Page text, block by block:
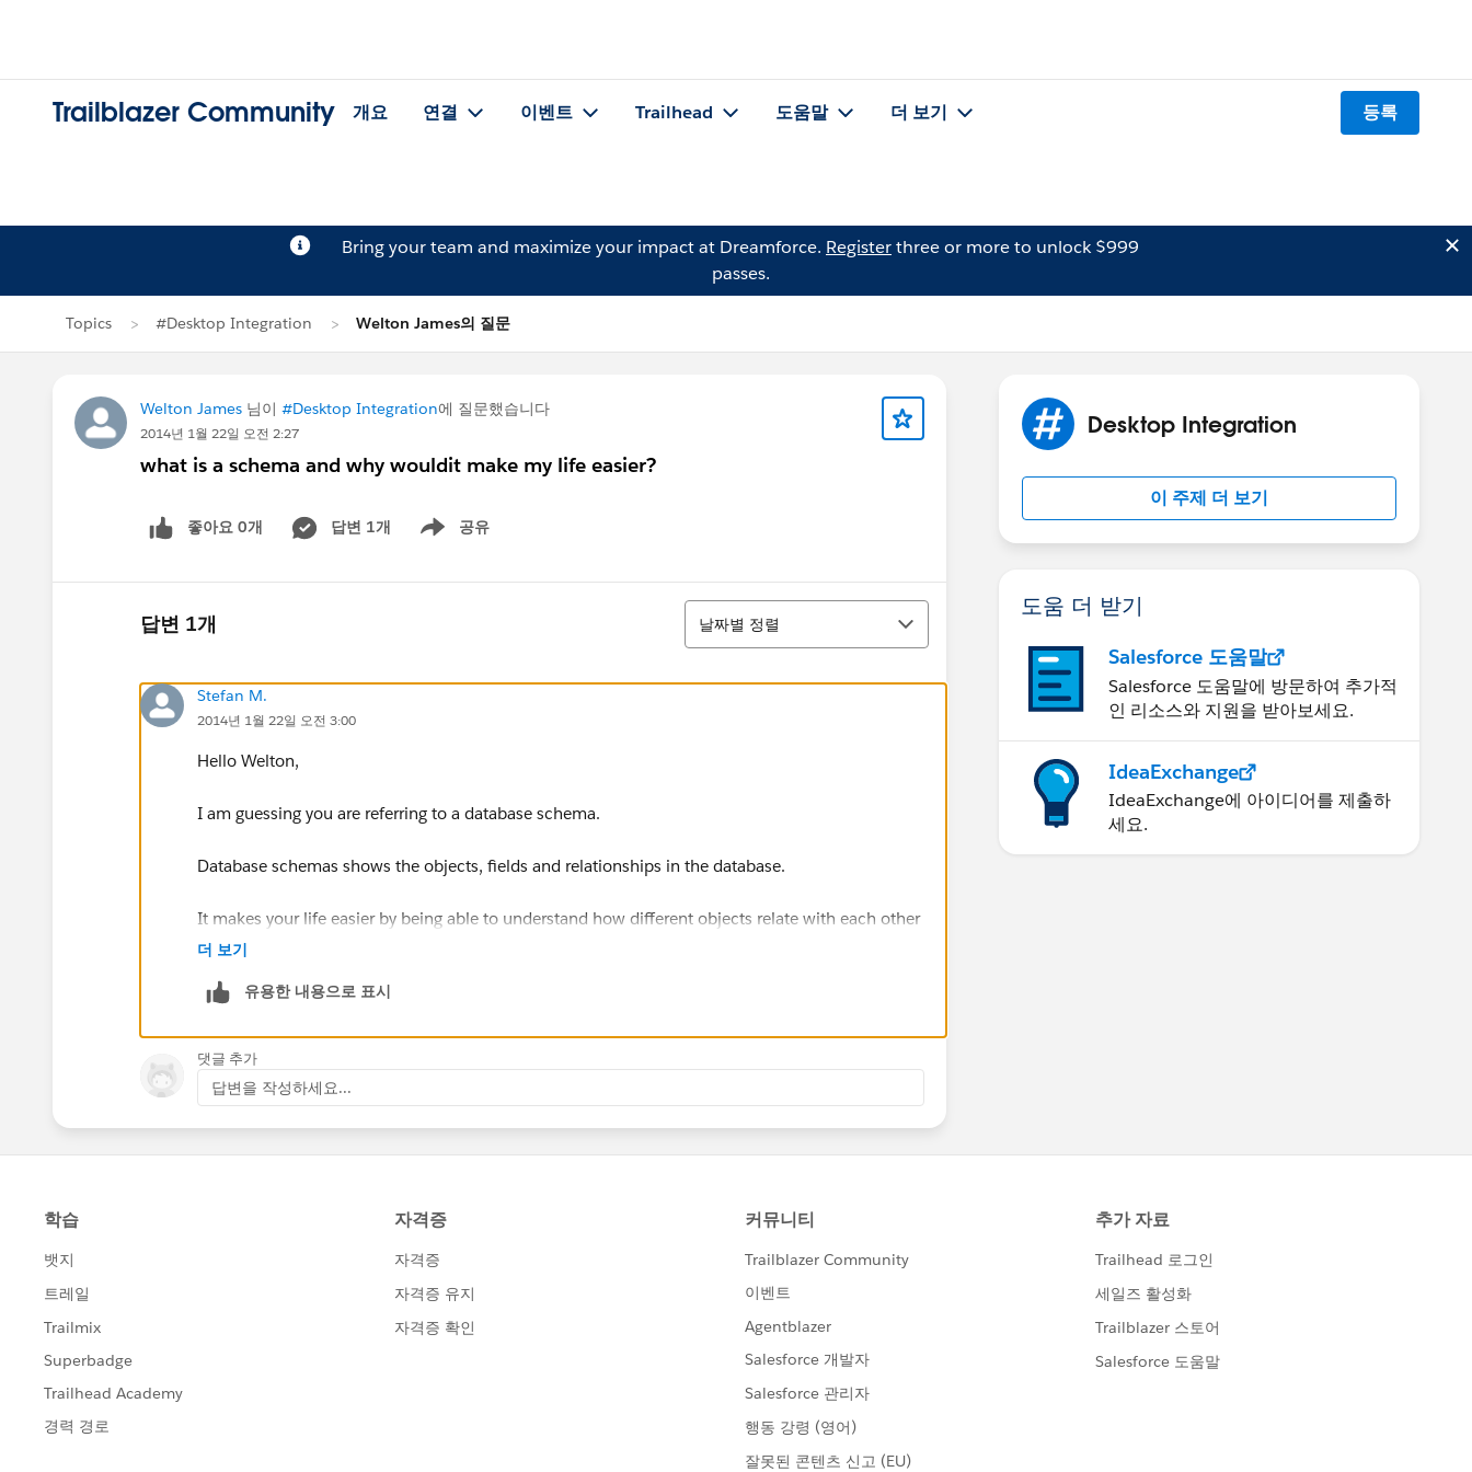
Trailblazer Community 개요 연결 이벤트 Trailhead 도움말 더 보기 등록
Bring your team and maximize your impact at Dreamforce. Registerthree or more to unlock $999
passes.
Topics #Desktop Integration Welton James의 질문
Welton James 님이 #Desktop Integration에 질문했습니다
2014년 1월 22일 오전 2:27
what is a schema and why wouldit make my life easier?
좋아요 0개 답변 1개 공유
Show menu
답변 1개
정렬
날짜별 정렬
Stefan M.
2014년 1월 22일 오전 3:00
Hello Welton,
I am guessing you are referring to a database schema.
Database schemas shows the objects, fields and relationships in the database.
It makes your life easier by being able to understand how different objects relate with each other
for customizing or extending Salesforce.
Regards,
Stefan
더 보기
유용한 내용으로 표시
댓글 추가
답변을 작성하세요...
Desktop Integration
이 주제 더 보기
도움 더 받기
Salesforce 도움말
Salesforce 도움말에 방문하여 추가적
인 리소스와 지원을 받아보세요.
IdeaExchange
IdeaExchange에 아이디어를 제출하
세요.